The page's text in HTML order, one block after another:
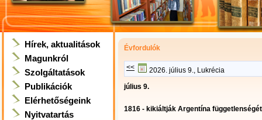
Hírek, aktualitások
Magunkról
Szolgáltatások
Publikációk
Elérhetőségeink
Nyitvatartás
Évfordulók
<<
2026. július 9., Lukrécia
július 9.
1816 - kikiáltják Argentína függetlenségét